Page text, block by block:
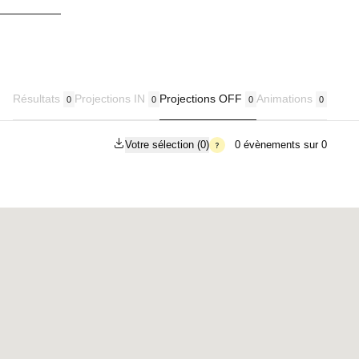
Résultats 0 Projections IN 0 Projections OFF 0 Animations 0
Votre sélection (0) 0 évènements sur 0